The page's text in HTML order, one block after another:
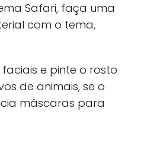
Safari, faça uma
com o tema,
e pinte o rosto
de animais, se o
máscaras para